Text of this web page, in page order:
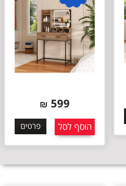
599
₪
הוסף לסל פרטים